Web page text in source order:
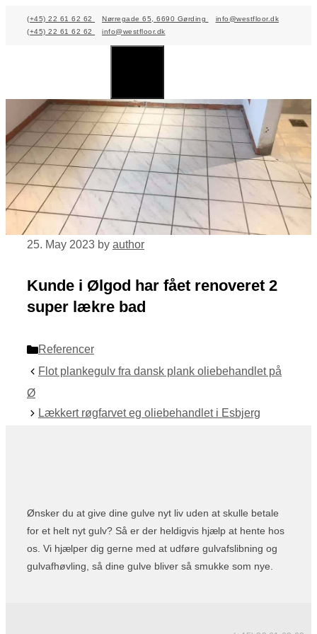
(+45) 22 61 62 62 Nørregade 65, 6690 Gørding
info@westfloor.dk
(+45) 22 61 62 62
info@westfloor.dk
25. May 2023 by author
Kunde i Ølgod har fået renoveret 2
super lækre bad
Categories
Referencer
Flot plankegulv fra dansk plank oliebehandlet på
Ø
Lækkert røgfarvet eg oliebehandlet i Esbjerg
Ønsker du at give dine gulve nyt liv uden at skulle betale
for et helt nyt gulv? Så er der heldigvis hjælp at hente hos
os. Vi hjælper dig gerne med at udføre gulvafslibning og
gulvafhøvling, så dine gulve bliver så smukke som nye.